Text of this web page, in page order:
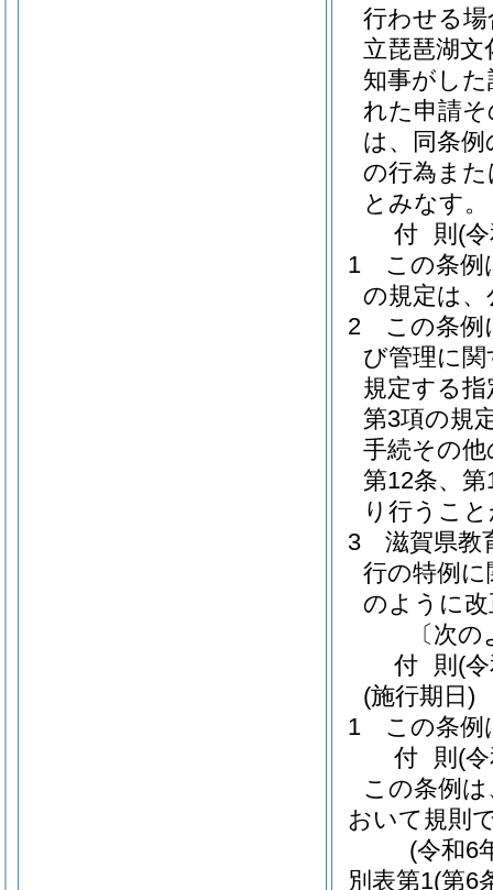
行わせる
立琵琶湖
知事がし
れた申請
は、同条
の行為ま
とみなす。
付 則 (
1
この条例
の規定は
2
この条例
び管理に
規定する
第3項の規
手続その
第12条、
り行うこ
3
滋賀県教
行の特例
のように
〔次
付 則 (
(施行期日)
1
この条例
付 則 (
この条例
おいて規則
(令和6
別表第1(第6